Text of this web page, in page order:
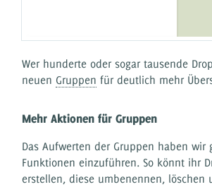
Wer hunderte oder sogar tausende
neuen Gruppen für deutlich mehr
Mehr Aktionen für Gruppen
Das Aufwerten der Gruppen haben
Funktionen einzuführen. So könnt ihr
erstellen, diese umbenennen, löschen